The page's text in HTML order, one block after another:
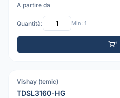
A partire da
Quantità: Min: 1
PDF
Vishay (temic)
TDSL3160-HG